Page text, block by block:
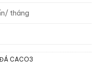
tháng
CACO3